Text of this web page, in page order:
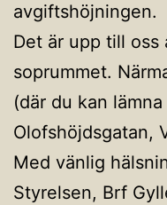
avgiftshöjningen.
Det är upp till oss
soprummet.
(där du kan
Olofshöjdsgatan,
Med vänlig
Styrelsen, Brf